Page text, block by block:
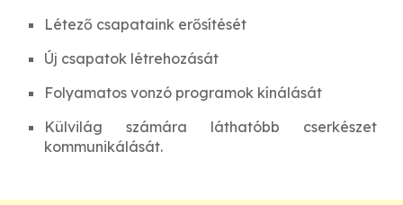
Létező csapataink erősítését
Új csapatok létrehozását
Folyamatos vonzó programok kínálását
Külvilág számára láthatóbb cserkészet
kommunikálását.